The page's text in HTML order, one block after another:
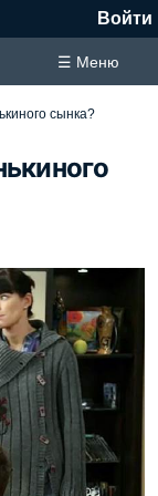
Войти
☰ Меню
сынка?